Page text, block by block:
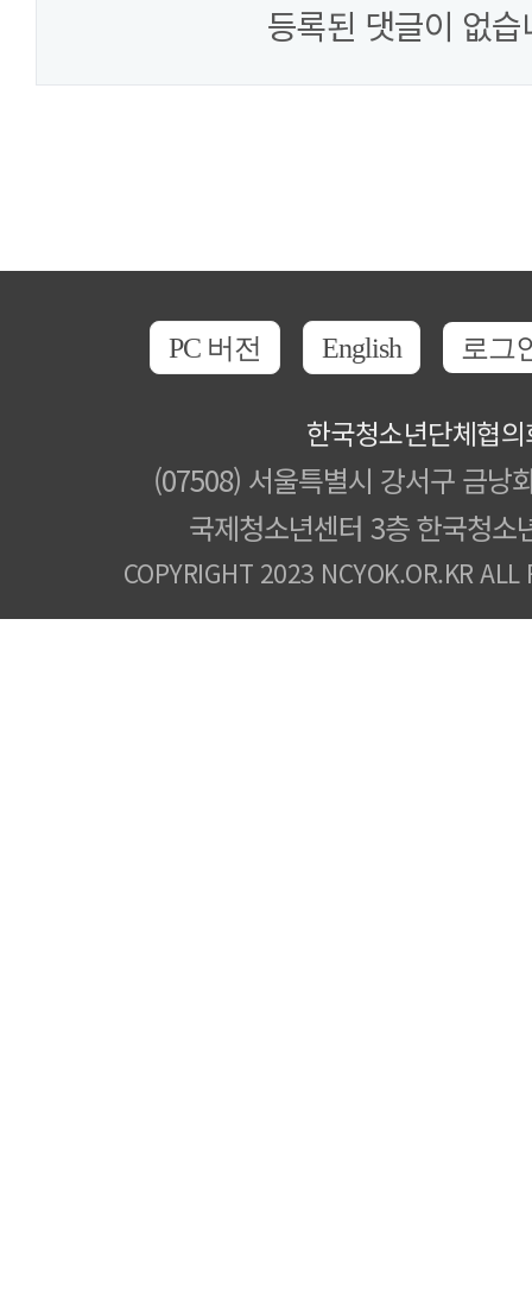
등록된 댓글이 없습
PC 버전 English 로그
한국청소년단체협
(07508) 서울특별시 강서구 금낭
국제청소년센터 3층 한국청소
COPYRIGHT 2023 NCYOK.OR.KR ALL